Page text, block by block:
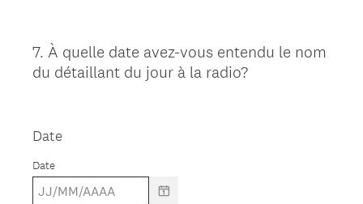
Question
Title
7. À quelle date avez-vous entendu le nom
du détaillant du jour à la radio?
Date
Date